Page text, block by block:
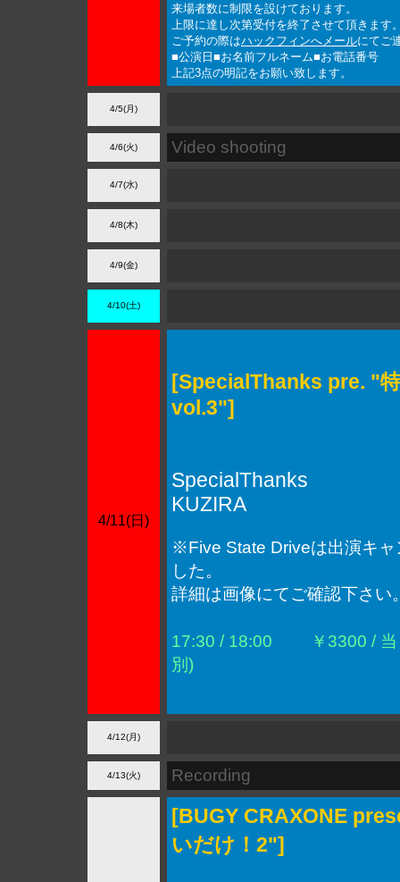
来場者数に制限を設けております。
上限に達し次第受付を終了させて頂きます
ご予約の際はハックフィンへメールにてご
■公演日■お名前フルネーム■お電話番号
上記3点の明記をお願い致します。
4/5(月)
4/6(火) Video shooting
4/7(水)
4/8(木)
4/9(金)
4/10(土)
4/11(日)
[SpecialThanks pre. "
vol.3"]
SpecialThanks
KUZIRA
※Five State Driveは出演キャ
した。
詳細は画像にてご確認下さい
17:30 / 18:00 ￥3300 / 当
別)
4/12(月)
4/13(火) Recording
[BUGY CRAXONE
いだけ！2"]